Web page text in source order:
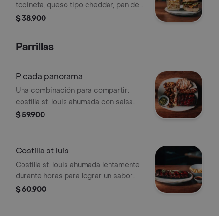
tocineta, queso tipo cheddar, pan de
papa, lechuga, tomate, cebolla y
$ 38.900
Parrillas
Picada panorama
Una combinación para compartir:
costilla st. louis ahumada con salsa
bbq artesanal, chorizo santarrosano,
alioli y polvo de chipotle. acompañada
$ 59.900
Costilla st luis
Costilla st. louis ahumada lentamente
durante horas para lograr un sabor
intenso y una textura suave. servida
$ 60.900